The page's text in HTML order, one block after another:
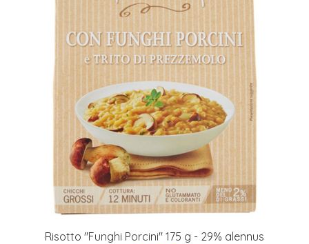
Risotto "Funghi Porcini" 175 g - 29% alennus